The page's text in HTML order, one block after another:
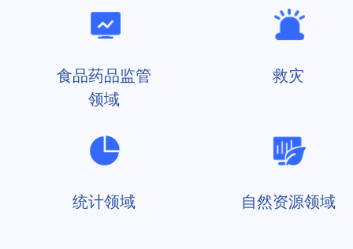
食品药品监管
领域
救灾
统计领域 自然资源领域